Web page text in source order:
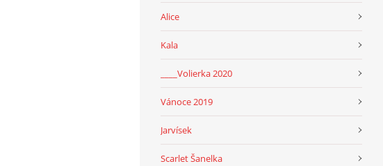
Alice
Kala
____Volierka 2020
Vánoce 2019
Jarvísek
Scarlet Šanelka